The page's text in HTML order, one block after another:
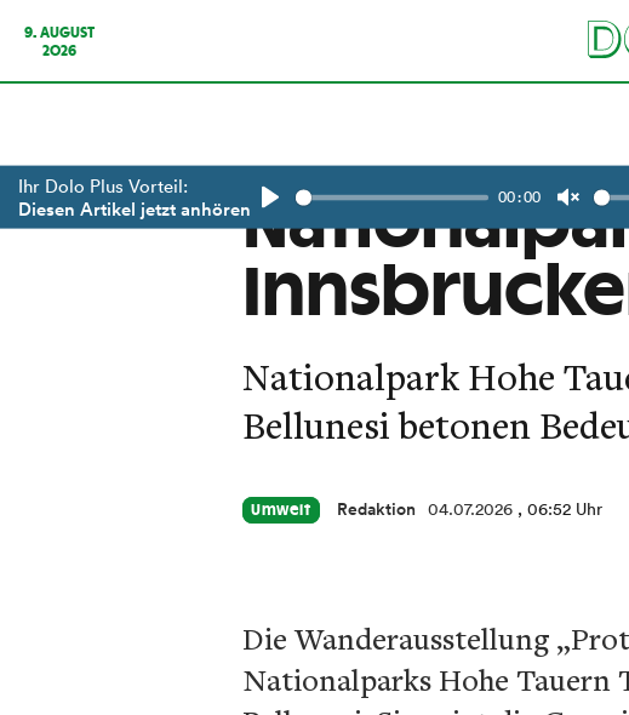
9. AUGUST
2026
Ihr Dolo Plus Vorteil:
Diesen Artikel jetzt anhören
Play
00:00
Nationalpark Hohe
Bellunesi betonen
Umwelt Redaktion 04.07.2026 , 06:52 Uhr
Die Wanderausstellung
Nationalparks Hohe